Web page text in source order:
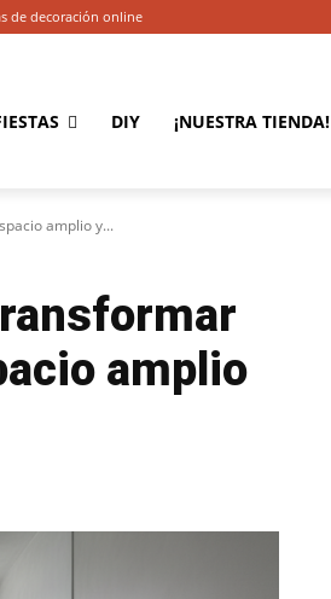
de decoración online
DIY ¡NUESTRA TIENDA!
amplio y...
amplio